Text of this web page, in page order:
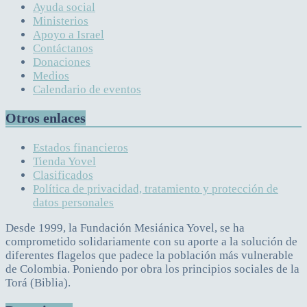
Ayuda social
Ministerios
Apoyo a Israel
Contáctanos
Donaciones
Medios
Calendario de eventos
Otros enlaces
Estados financieros
Tienda Yovel
Clasificados
Política de privacidad, tratamiento y protección de
datos personales
Desde 1999, la Fundación Mesiánica Yovel, se ha
comprometido solidariamente con su aporte a la solución de
diferentes flagelos que padece la población más vulnerable
de Colombia. Poniendo por obra los principios sociales de la
Torá (Biblia).